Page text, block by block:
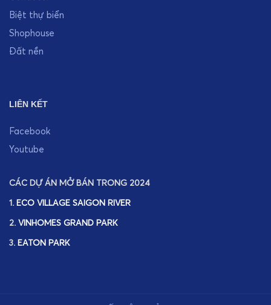
Biệt thự biển
Shophouse
Đất nền
LIÊN KẾT
Facebook
Youtube
CÁC DỰ ÁN MỞ BÁN TRONG 2024
1. ECO VILLAGE SAIGON RIVER
2. VINHOMES GRAND PARK
3. EATON PARK